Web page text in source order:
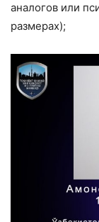
аналогов или
размерах);